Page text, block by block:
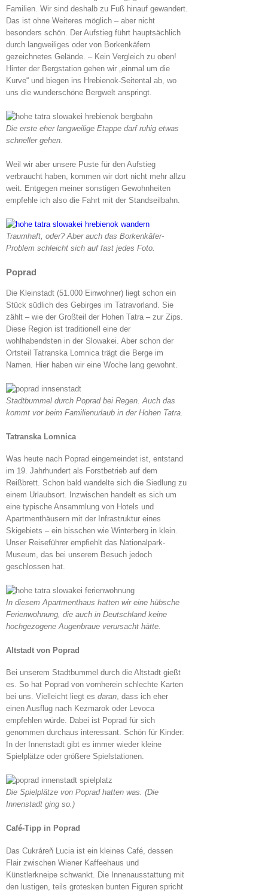
Familien. Wir sind deshalb zu Fuß hinauf gewandert.
Das ist ohne Weiteres möglich – aber nicht
besonders schön. Der Aufstieg führt hauptsächlich
durch langweiliges oder von Borkenkäfern
gezeichnetes Gelände. – Kein Vergleich zu oben!
Hinter der Bergstation gehen wir „einmal um die
Kurve“ und biegen ins Hrebienok-Seitental ab, wo
uns die wunderschöne Bergwelt anspringt.
Die erste eher langweilige Etappe darf ruhig etwas
schneller gehen.
Weil wir aber unsere Puste für den Aufstieg
verbraucht haben, kommen wir dort nicht mehr allzu
weit. Entgegen meiner sonstigen Gewohnheiten
empfehle ich also die Fahrt mit der Standseilbahn.
Traumhaft, oder? Aber auch das Borkenkäfer-
Problem schleicht sich auf fast jedes Foto.
Poprad
Die Kleinstadt (51.000 Einwohner) liegt schon ein
Stück südlich des Gebirges im Tatravorland. Sie
zählt – wie der Großteil der Hohen Tatra – zur Zips.
Diese Region ist traditionell eine der
wohlhabendsten in der Slowakei. Aber schon der
Ortsteil Tatranska Lomnica trägt die Berge im
Namen. Hier haben wir eine Woche lang gewohnt.
Stadtbummel durch Poprad bei Regen. Auch das
kommt vor beim Familienurlaub in der Hohen Tatra.
Tatranska Lomnica
Was heute nach Poprad eingemeindet ist, entstand
im 19. Jahrhundert als Forstbetrieb auf dem
Reißbrett. Schon bald wandelte sich die Siedlung zu
einem Urlaubsort. Inzwischen handelt es sich um
eine typische Ansammlung von Hotels und
Apartmenthäusern mit der Infrastruktur eines
Skigebiets – ein bisschen wie Winterberg in klein.
Unser Reiseführer empfiehlt das Nationalpark-
Museum, das bei unserem Besuch jedoch
geschlossen hat.
In diesem Apartmenthaus hatten wir eine hübsche
Ferienwohnung, die auch in Deutschland keine
hochgezogene Augenbraue verursacht hätte.
Altstadt von Poprad
Bei unserem Stadtbummel durch die Altstadt gießt
es. So hat Poprad von vornherein schlechte Karten
bei uns. Vielleicht liegt es daran, dass ich eher
einen Ausflug nach Kezmarok oder Levoca
empfehlen würde. Dabei ist Poprad für sich
genommen durchaus interessant. Schön für Kinder:
In der Innenstadt gibt es immer wieder kleine
Spielplätze oder größere Spielstationen.
Die Spielplätze von Poprad hatten was. (Die
Innenstadt ging so.)
Café-Tipp in Poprad
Das Cukráreň Lucia ist ein kleines Café, dessen
Flair zwischen Wiener Kaffeehaus und
Künstlerkneipe schwankt. Die Innenausstattung mit
den lustigen, teils grotesken bunten Figuren spricht